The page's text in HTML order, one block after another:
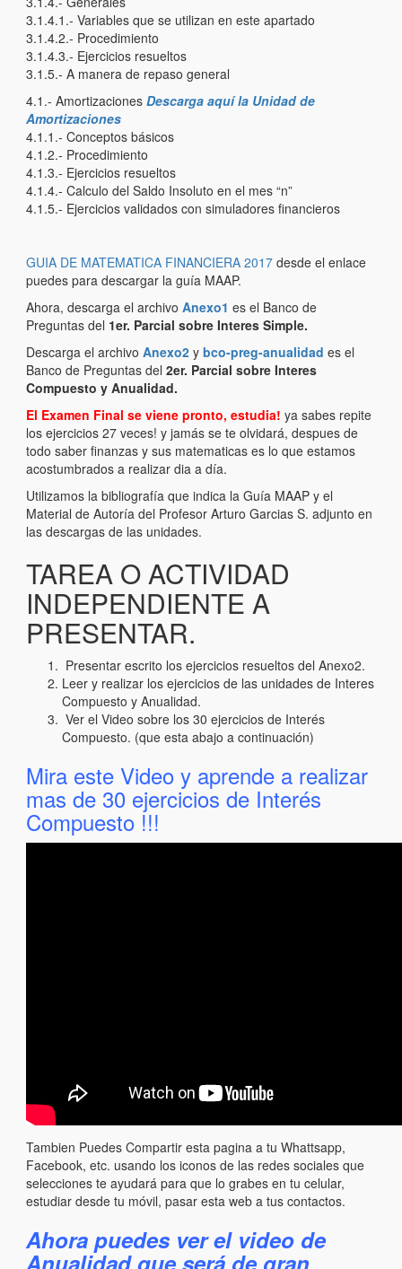
3.1.4.1.- Variables que se utilizan en este apartado
3.1.4.2.- Procedimiento
3.1.4.3.- Ejercicios resueltos
3.1.5.- A manera de repaso general
4.1.- Amortizaciones Descarga aquí la Unidad de
Amortizaciones
4.1.1.- Conceptos básicos
4.1.2.- Procedimiento
4.1.3.- Ejercicios resueltos
4.1.4.- Calculo del Saldo Insoluto en el mes “n”
4.1.5.- Ejercicios validados con simuladores financieros
GUIA DE MATEMATICA FINANCIERA 2017 desde el enlace
puedes para descargar la guía MAAP.
Ahora, descarga el archivo Anexo1 es el Banco de
Preguntas del 1er. Parcial sobre Interes Simple.
Descarga el archivo Anexo2y bco-preg-anualidad es el
Banco de Preguntas del 2er. Parcial sobre Interes
Compuesto y Anualidad.
El Examen Final se viene pronto, estudia! ya sabes repite
los ejercicios 27 veces! y jamás se te olvidará, despues de
todo saber finanzas y sus matematicas es lo que estamos
acostumbrados a realizar dia a día.
Utilizamos la bibliografía que indica la Guía MAAP y el
Material de Autoría del Profesor Arturo Garcias S. adjunto en
las descargas de las unidades.
TAREA O ACTIVIDAD
INDEPENDIENTE A
PRESENTAR.
Presentar escrito los ejercicios resueltos del Anexo2.
Leer y realizar los ejercicios de las unidades de Interes
Compuesto y Anualidad.
Ver el Video sobre los 30 ejercicios de Interés
Compuesto. (que esta abajo a continuación)
Mira este Video y aprende a realizar
mas de 30 ejercicios de Interés
Compuesto !!!
Tambien Puedes Compartir esta pagina a tu Whattsapp,
Facebook, etc. usando los iconos de las redes sociales que
selecciones te ayudará para que lo grabes en tu celular,
estudiar desde tu móvil, pasar esta web a tus contactos.
Ahora puedes ver el video de
Anualidad que será de gran